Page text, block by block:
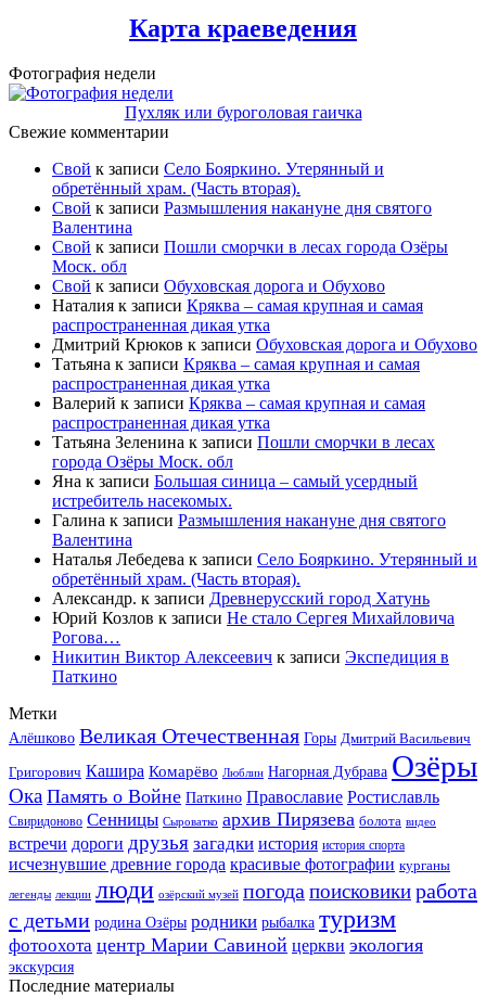
Карта краеведения
Фотография недели
Пухляк или буроголовая гаичка
Свежие комментарии
Свой к записи Село Бояркино. Утерянный и
обретённый храм. (Часть вторая).
Свой к записи Размышления накануне дня святого
Валентина
Свой к записи Пошли сморчки в лесах города Озёры
Моск. обл
Свой к записи Обуховская дорога и Обухово
Наталия к записи Кряква – самая крупная и самая
распространенная дикая утка
Дмитрий Крюков к записи Обуховская дорога и Обухово
Татьяна к записи Кряква – самая крупная и самая
распространенная дикая утка
Валерий к записи Кряква – самая крупная и самая
распространенная дикая утка
Татьяна Зеленина к записи Пошли сморчки в лесах
города Озёры Моск. обл
Яна к записи Большая синица – самый усердный
истребитель насекомых.
Галина к записи Размышления накануне дня святого
Валентина
Наталья Лебедева к записи Село Бояркино. Утерянный и
обретённый храм. (Часть вторая).
Александр. к записи Древнерусский город Хатунь
Юрий Козлов к записи Не стало Сергея Михайловича
Рогова…
Никитин Виктор Алексеевич к записи Экспедиция в
Паткино
Метки
Алёшково Великая Отечественная Горы Дмитрий Васильевич
Григорович Кашира Комарёво Люблин Нагорная Дубрава Озёры
Ока Память о Войне Паткино Православие Ростиславль
Свиридоново Сенницы Сыроватко архив Пирязева болота видео
встречи дороги друзья загадки история история спорта
исчезнувшие древние города красивые фотографии курганы
легенды лекции люди озёрский музей погодапоисковикиработа
с детьми родина Озёры родники рыбалка туризм
фотоохота центр Марии Савиной церкви экология
экскурсия
Последние материалы